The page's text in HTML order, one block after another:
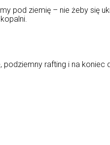
pod ziemię – nie żeby się
rafting i na koniec